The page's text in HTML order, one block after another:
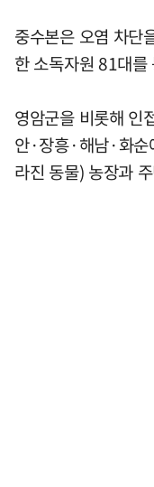
중수본은 오염 차단
한 소독자원 81대를
영암군을 비롯해 인
안·장흥·해남·화
라진 동물) 농장과